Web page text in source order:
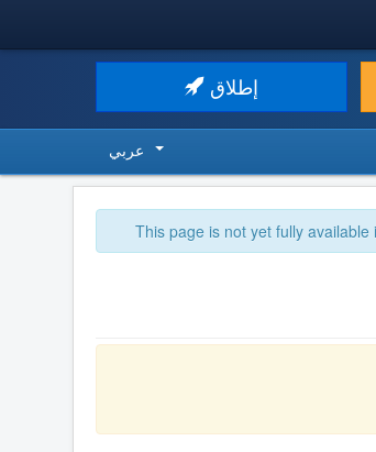
إطلاق
عربي
This page is not yet fully